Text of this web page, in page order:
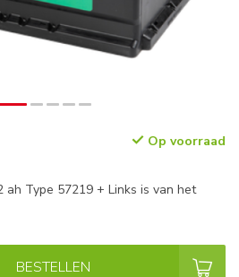
Op voorraad
Type 57219 + Links is van het
BESTELLEN